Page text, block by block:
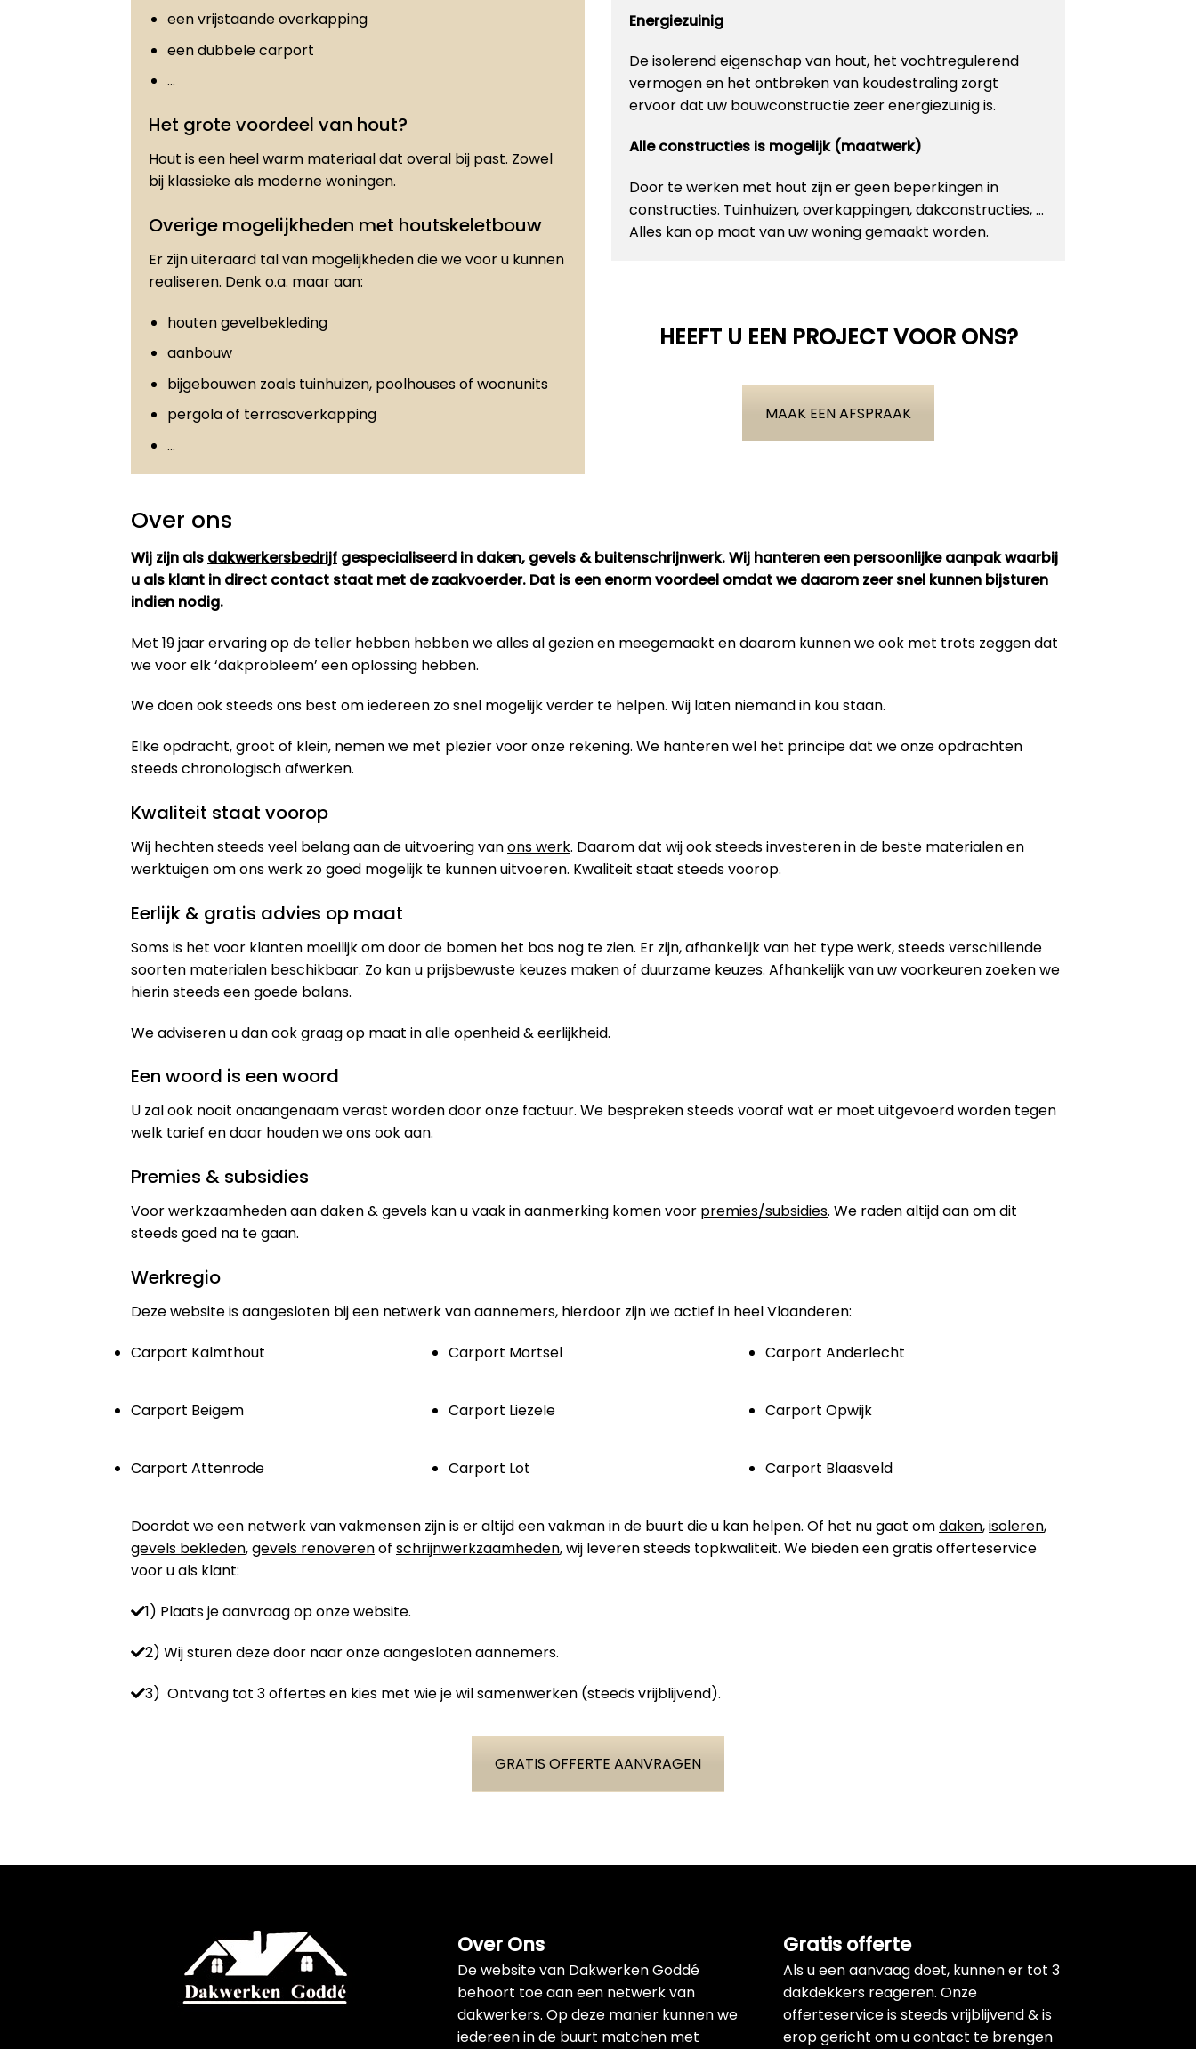
een vrijstaande overkapping
een dubbele carport
…
Het grote voordeel van hout?
Hout is een heel warm materiaal dat overal bij past. Zowel
bij klassieke als moderne woningen.
Overige mogelijkheden met houtskeletbouw
Er zijn uiteraard tal van mogelijkheden die we voor u kunnen
realiseren. Denk o.a. maar aan:
houten gevelbekleding
aanbouw
bijgebouwen zoals tuinhuizen, poolhouses of woonunits
pergola of terrasoverkapping
…
Energiezuinig
De isolerend eigenschap van hout, het vochtregulerend
vermogen en het ontbreken van koudestraling zorgt
ervoor dat uw bouwconstructie zeer energiezuinig is.
Alle constructies is mogelijk (maatwerk)
Door te werken met hout zijn er geen beperkingen in
constructies. Tuinhuizen, overkappingen, dakconstructies, …
Alles kan op maat van uw woning gemaakt worden.
HEEFT U EEN PROJECT VOOR ONS?
MAAK EEN AFSPRAAK
Over ons
Wij zijn als dakwerkersbedrijf gespecialiseerd in daken, gevels & buitenschrijnwerk. Wij hanteren een persoonlijke aanpak waarbij
u als klant in direct contact staat met de zaakvoerder. Dat is een enorm voordeel omdat we daarom zeer snel kunnen bijsturen
indien nodig.
Met 19 jaar ervaring op de teller hebben hebben we alles al gezien en meegemaakt en daarom kunnen we ook met trots zeggen dat
we voor elk ‘dakprobleem’ een oplossing hebben.
We doen ook steeds ons best om iedereen zo snel mogelijk verder te helpen. Wij laten niemand in kou staan.
Elke opdracht, groot of klein, nemen we met plezier voor onze rekening. We hanteren wel het principe dat we onze opdrachten
steeds chronologisch afwerken.
Kwaliteit staat voorop
Wij hechten steeds veel belang aan de uitvoering vanons werk. Daarom dat wij ook steeds investeren in de beste materialen en
werktuigen om ons werk zo goed mogelijk te kunnen uitvoeren. Kwaliteit staat steeds voorop.
Eerlijk & gratis advies op maat
Soms is het voor klanten moeilijk om door de bomen het bos nog te zien. Er zijn, afhankelijk van het type werk, steeds verschillende
soorten materialen beschikbaar. Zo kan u prijsbewuste keuzes maken of duurzame keuzes. Afhankelijk van uw voorkeuren zoeken we
hierin steeds een goede balans.
We adviseren u dan ook graag op maat in alle openheid & eerlijkheid.
Een woord is een woord
U zal ook nooit onaangenaam verast worden door onze factuur. We bespreken steeds vooraf wat er moet uitgevoerd worden tegen
welk tarief en daar houden we ons ook aan.
Premies & subsidies
Voor werkzaamheden aan daken & gevels kan u vaak in aanmerking komen voor premies/subsidies. We raden altijd aan om dit
steeds goed na te gaan.
Werkregio
Deze website is aangesloten bij een netwerk van aannemers, hierdoor zijn we actief in heel Vlaanderen:
Carport Kalmthout
Carport Mortsel Carport Anderlecht
Carport Beigem Carport Liezele Carport Opwijk
Carport Attenrode Carport Lot Carport Blaasveld
Doordat we een netwerk van vakmensen zijn is er altijd een vakman in de buurt die u kan helpen. Of het nu gaat omdaken,isoleren,
gevels bekleden,gevels renoverenof schrijnwerkzaamheden, wij leveren steeds topkwaliteit. We bieden een gratis offerteservice
voor u als klant:
1) Plaats je aanvraag op onze website.
2) Wij sturen deze door naar onze aangesloten aannemers.
3) Ontvang tot 3 offertes en kies met wie je wil samenwerken (steeds vrijblijvend).
GRATIS OFFERTE AANVRAGEN
Over Ons
De website van Dakwerken Goddé
behoort toe aan een netwerk van
dakwerkers. Op deze manier kunnen we
iedereen in de buurt matchen met
Gratis offerte
Als u een aanvaag doet, kunnen er tot 3
dakdekkers reageren. Onze
offerteservice is steeds vrijblijvend & is
erop gericht om u contact te brengen